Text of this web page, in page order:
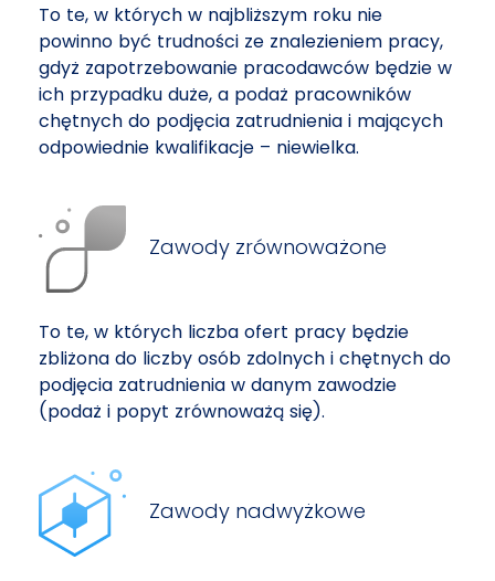
To te, w których w najbliższym roku nie
powinno być trudności ze znalezieniem pracy,
gdyż zapotrzebowanie pracodawców będzie w
ich przypadku duże, a podaż pracowników
chętnych do podjęcia zatrudnienia i mających
odpowiednie kwalifikacje – niewielka.
Zawody zrównoważone
To te, w których liczba ofert pracy będzie
zbliżona do liczby osób zdolnych i chętnych do
podjęcia zatrudnienia w danym zawodzie
(podaż i popyt zrównoważą się).
Zawody nadwyżkowe